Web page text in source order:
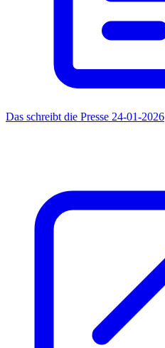
Das schreibt die Presse 24-01-2026